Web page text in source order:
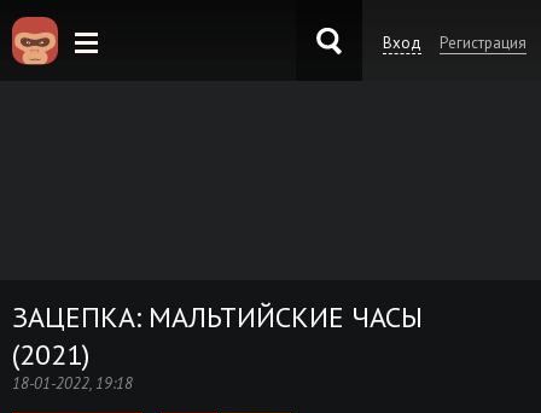
Вход Регистрация
ЗАЦЕПКА: МАЛЬТИЙСКИЕ ЧАСЫ
(2021)
18-01-2022, 19:18